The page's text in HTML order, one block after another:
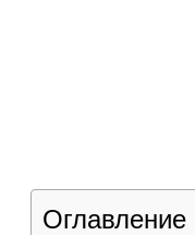
Оглавление